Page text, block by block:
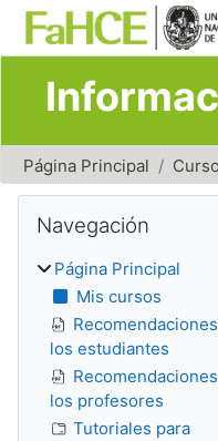
Salta al contenido principal
Página Principal
Bloques
Navegación
Página Principal
Mis cursos
los estudiantes
los profesores
Tutoriales para